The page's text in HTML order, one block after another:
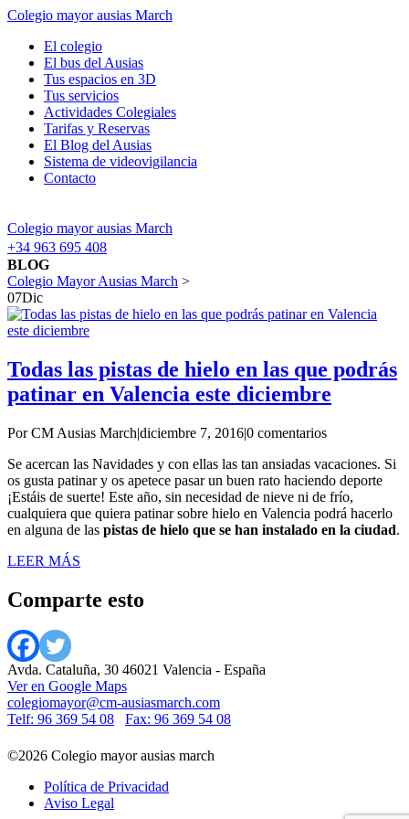
Colegio mayor ausias March
El colegio
El bus del Ausias
Tus espacios en 3D
Tus servicios
Actividades Colegiales
Tarifas y Reservas
El Blog del Ausias
Sistema de videovigilancia
Contacto
Colegio mayor ausias March
+34 963 695 408
BLOG
Colegio Mayor Ausias March >
07Dic
Todas las pistas de hielo en las que podrás
patinar en Valencia este diciembre
Por CM Ausias March|diciembre 7, 2016|0 comentarios
Se acercan las Navidades y con ellas las tan ansiadas vacaciones. Si
os gusta patinar y os apetece pasar un buen rato haciendo deporte
¡Estáis de suerte! Este año, sin necesidad de nieve ni de frío,
cualquiera que quiera patinar sobre hielo en Valencia podrá hacerlo
en alguna de las pistas de hielo que se han instalado en la ciudad.
LEER MÁS
Comparte esto
Avda. Cataluña, 30 46021 Valencia - España
Ver en Google Maps
colegiomayor@cm-ausiasmarch.com
Telf: 96 369 54 08
Fax: 96 369 54 08
©2026 Colegio mayor ausias march
Política de Privacidad
Aviso Legal